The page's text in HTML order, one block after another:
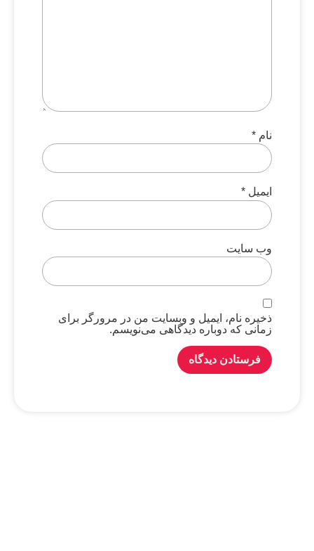
نام *
ایمیل *
وب‌ سایت
ذخیره نام، ایمیل و وبسایت من در مرورگر برای
زمانی که دوباره دیدگاهی می‌نویسم.